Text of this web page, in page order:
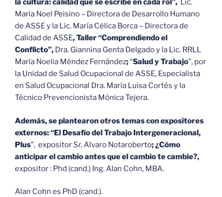
la cultura: calidad que se escribe en cada rol”, Lic.
María Noel Peisino – Directora de Desarrollo Humano
de ASSE y la Lic. María Célica Borca – Directora de
Calidad de ASSE, Taller “Comprendiendo el
Conflicto”, Dra. Giannina Genta Delgado y la Lic. RRLL
María Noelia Méndez Fernández;“Salud y Trabajo”, por
la Unidad de Salud Ocupacional de ASSE, Especialista
en Salud Ocupacional Dra. María Luisa Cortés y la
Técnico Prevencionista Mónica Tejera.
Además, se plantearon otros temas con expositores
externos: “El Desafío del Trabajo Intergeneracional,
Plus”, expositor Sr. Alvaro Notaroberto; ¿Cómo
anticipar el cambio antes que el cambio te cambie?,
expositor : Phd (cand.) Ing. Alan Cohn, MBA.
Alan Cohn es PhD (cand.).